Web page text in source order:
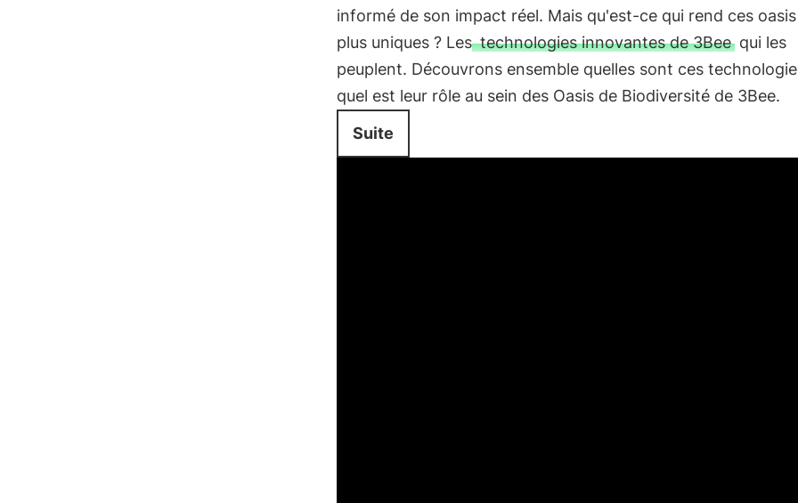
informé de son impact réel. Mais qu'est-ce qui rend ces
plus uniques ? Lestechnologies innovantes de 3Beequi les
peuplent. Découvrons ensemble quelles sont ces
quel est leur rôle au sein des Oasis de Biodiversité de 3Bee.
Suite